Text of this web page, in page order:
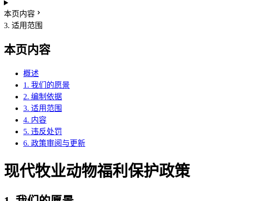
本页内容
3. 适用范围
本页内容
概述
1. 我们的愿景
2. 编制依据
3. 适用范围
4. 内容
5. 违反处罚
6. 政策审阅与更新
现代牧业动物福利保护政策